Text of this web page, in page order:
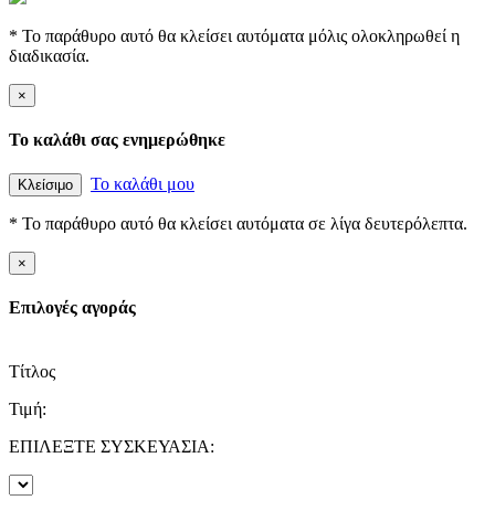
* Το παράθυρο αυτό θα κλείσει αυτόματα μόλις ολοκληρωθεί η
διαδικασία.
×
Το καλάθι σας ενημερώθηκε
Κλείσιμο Το καλάθι μου
* Το παράθυρο αυτό θα κλείσει αυτόματα σε λίγα δευτερόλεπτα.
×
Επιλογές αγοράς
Τίτλος
Τιμή:
ΕΠΙΛΕΞΤΕ ΣΥΣΚΕΥΑΣΙΑ: